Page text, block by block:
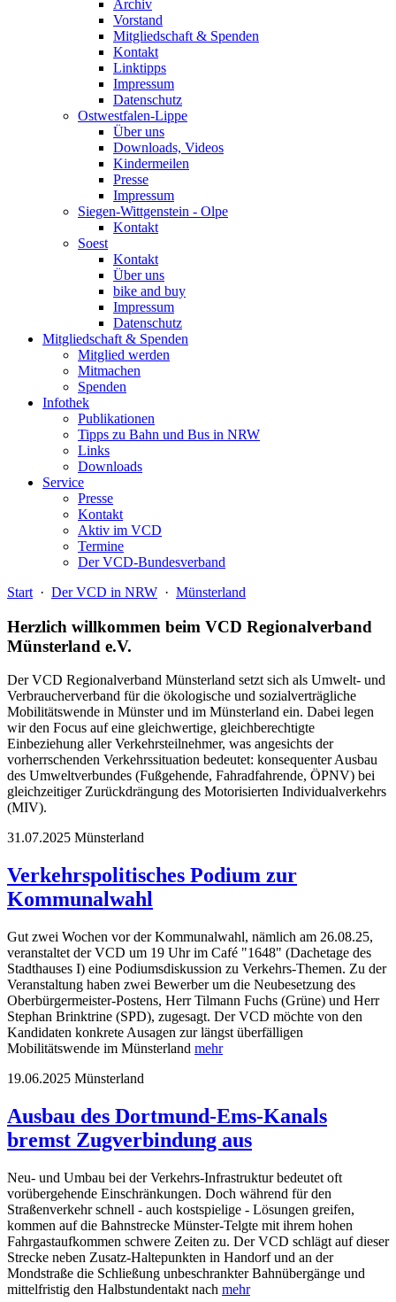
Archiv
Vorstand
Mitgliedschaft & Spenden
Kontakt
Linktipps
Impressum
Datenschutz
Ostwestfalen-Lippe
Über uns
Downloads, Videos
Kindermeilen
Presse
Impressum
Siegen-Wittgenstein - Olpe
Kontakt
Soest
Kontakt
Über uns
bike and buy
Impressum
Datenschutz
Mitgliedschaft & Spenden
Mitglied werden
Mitmachen
Spenden
Infothek
Publikationen
Tipps zu Bahn und Bus in NRW
Links
Downloads
Service
Presse
Kontakt
Aktiv im VCD
Termine
Der VCD-Bundesverband
Start · Der VCD in NRW · Münsterland
Herzlich willkommen beim VCD Regionalverband
Münsterland e.V.
Der VCD Regionalverband Münsterland setzt sich als Umwelt- und
Verbraucherverband für die ökologische und sozialverträgliche
Mobilitätswende in Münster und im Münsterland ein. Dabei legen
wir den Focus auf eine gleichwertige, gleichberechtigte
Einbeziehung aller Verkehrsteilnehmer, was angesichts der
vorherrschenden Verkehrssituation bedeutet: konsequenter Ausbau
des Umweltverbundes (Fußgehende, Fahradfahrende, ÖPNV) bei
gleichzeitiger Zurückdrängung des Motorisierten Individualverkehrs
(MIV).
31.07.2025 Münsterland
Verkehrspolitisches Podium zur
Kommunalwahl
Gut zwei Wochen vor der Kommunalwahl, nämlich am 26.08.25,
veranstaltet der VCD um 19 Uhr im Café "1648" (Dachetage des
Stadthauses I) eine Podiumsdiskussion zu Verkehrs-Themen. Zu der
Veranstaltung haben zwei Bewerber um die Neubesetzung des
Oberbürgermeister-Postens, Herr Tilmann Fuchs (Grüne) und Herr
Stephan Brinktrine (SPD), zugesagt. Der VCD möchte von den
Kandidaten konkrete Ausagen zur längst überfälligen
Mobilitätswende im Münsterland mehr
19.06.2025 Münsterland
Ausbau des Dortmund-Ems-Kanals
bremst Zugverbindung aus
Neu- und Umbau bei der Verkehrs-Infrastruktur bedeutet oft
vorübergehende Einschränkungen. Doch während für den
Straßenverkehr schnell - auch kostspielige - Lösungen greifen,
kommen auf die Bahnstrecke Münster-Telgte mit ihrem hohen
Fahrgastaufkommen schwere Zeiten zu. Der VCD schlägt auf dieser
Strecke neben Zusatz-Haltepunkten in Handorf und an der
Mondstraße die Schließung unbeschrankter Bahnübergänge und
mittelfristig den Halbstundentakt nach mehr